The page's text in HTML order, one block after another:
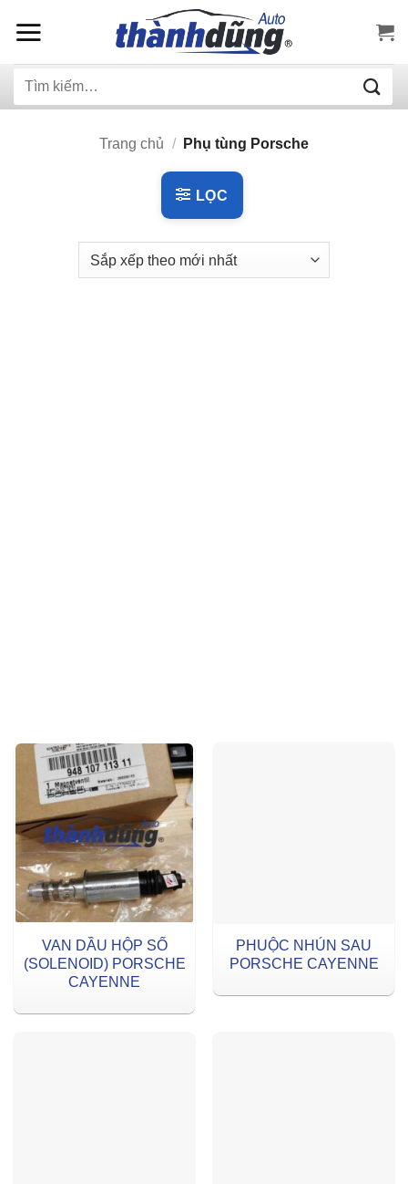
qua
dung
Tìm
Trang chủ / Phụ tùng Porsche
LỌC
VAN DẦU HỘP SỐ
(SOLENOID) PORSCHE
CAYENNE
PHUỘC NHÚN SAU
PORSCHE CAYENNE